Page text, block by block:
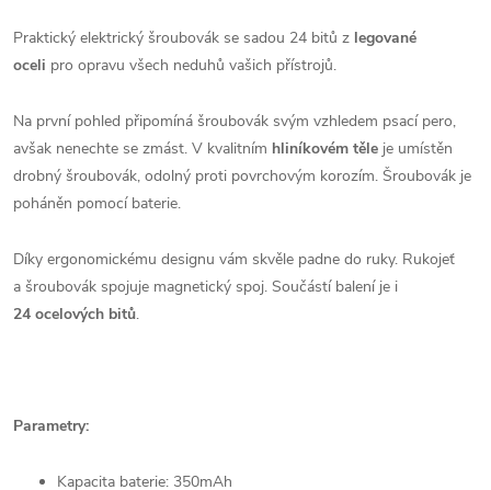
Praktický elektrický šroubovák se sadou 24 bitů z legované
oceli pro opravu všech neduhů vašich přístrojů.
Na první pohled připomíná šroubovák svým vzhledem psací pero,
avšak nenechte se zmást. V kvalitním hliníkovém těle je umístěn
drobný šroubovák, odolný proti povrchovým korozím. Šroubovák je
poháněn pomocí baterie.
Díky ergonomickému designu vám skvěle padne do ruky. Rukojeť
a šroubovák spojuje magnetický spoj. Součástí balení je i
24 ocelových bitů.
Parametry:
Kapacita baterie: 350mAh